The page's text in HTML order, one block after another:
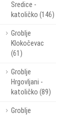
Sredice -
katoličko (146)
Groblje
Klokočevac
(61)
Groblje
Hrgovljani -
katoličko (89)
Groblje